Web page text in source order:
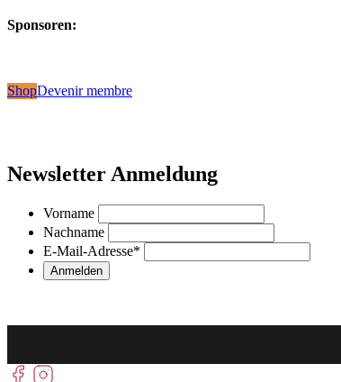
Sponsoren:
ShopDevenir membre
Newsletter Anmeldung
Vorname
Nachname
E-Mail-Adresse*